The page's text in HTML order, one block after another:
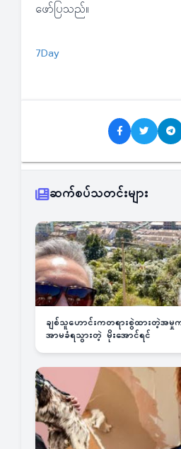
ဖော်ပြသည်။
7Day
ဆက်စပ်သတင်းများ
ချစ်သူဟောင်းကတရားစွဲထားတဲ့အ
အာမခံရသွားတဲ့ မိုးအောင်ရင်